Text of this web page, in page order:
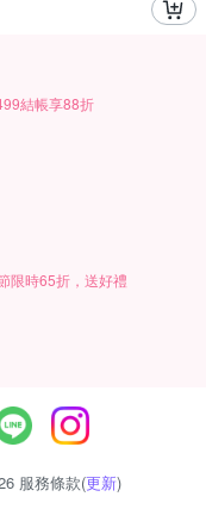
結帳享88折
限時65折，送好禮
服務條款(更新)